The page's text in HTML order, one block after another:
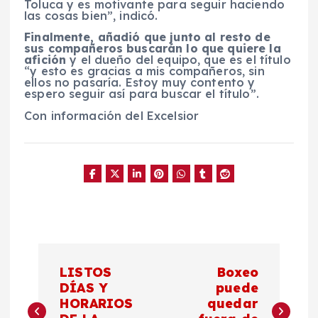
Toluca y es motivante para seguir haciendo
las cosas bien”, indicó.
Finalmente, añadió que junto al resto de
sus compañeros buscarán lo que quiere la
aficióny el dueño del equipo, que es el título
“y esto es gracias a mis compañeros, sin
ellos no pasaría. Estoy muy contento y
espero seguir así para buscar el título”.
Con información del Excelsior
a
LISTOS
DÍAS Y
HORARIOS
Boxeo
puede
quedar